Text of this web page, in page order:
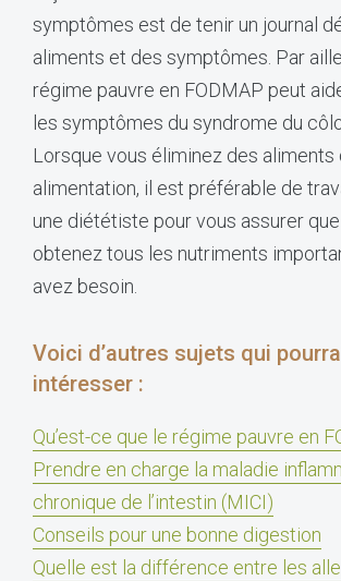
symptômes est de tenir un journal
aliments et des symptômes. Par
régime pauvre en FODMAP peut
les symptômes du syndrome du
Lorsque vous éliminez des aliments
alimentation, il est préférable de
une diététiste pour vous assurer
obtenez tous les nutriments
avez besoin.
Voici d’autres sujets qui
intéresser :
Qu’est-ce que le régime pauvre en
Prendre en charge la maladie
chronique de l’intestin (MICI)
Conseils pour une bonne digestion
Quelle est la différence entre les